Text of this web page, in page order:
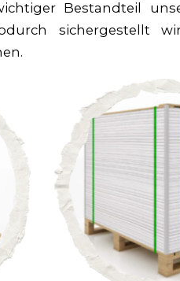
Bestandteil